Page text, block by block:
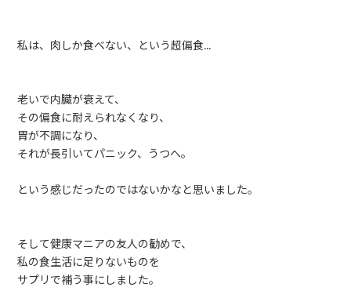
私は、肉しか食べない、という超偏食…
老いで内臓が衰えて、
その偏食に耐えられなくなり、
胃が不調になり、
それが長引いてパニック、うつへ。
という感じだったのではないかなと思いました。
そして健康マニアの友人の勧めで、
私の食生活に足りないものを
サプリで補う事にしました。